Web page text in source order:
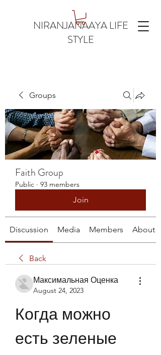
NIRANJANAAYA LIFE
STYLE
Groups
Faith Group
Public · 93 members
Join
Discussion Media Members About
Back
Максимальная Оценка
August 24, 2023
Когда можно
есть зеленые